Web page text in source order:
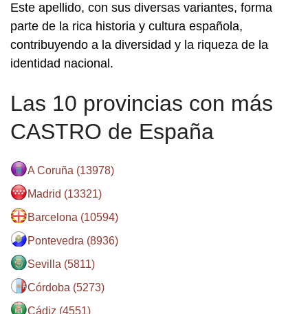
Este apellido, con sus diversas variantes, forma
parte de la rica historia y cultura española,
contribuyendo a la diversidad y la riqueza de la
identidad nacional.
Las 10 provincias con más
CASTRO de España
A Coruña (13978)
Madrid (13321)
Barcelona (10594)
Pontevedra (8936)
Sevilla (5811)
Córdoba (5273)
Cádiz (4551)